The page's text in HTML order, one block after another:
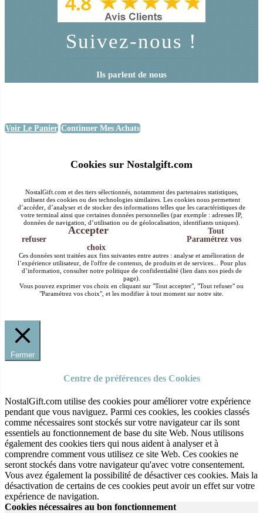
Suivez-nous !
Ils parlent de nous
Voir Le Panier Continuer Mes Achats
Cookies sur Nostalgift.com
NostalGift.com et des tiers sélectionnés, notamment des partenaires statistiques,
utilisent des cookies ou des technologies similaires. Les cookies nous permettent
d’accéder, d’analyser et de stocker des informations telles que les caractéristiques de
votre terminal ainsi que certaines données personnelles (par exemple : adresses IP,
données de navigation, d’utilisation ou de géolocalisation, identifiants uniques).
Accepter
Tout
refuser
Paramétrez vos
choix
Ces données sont traitées aux fins suivantes entre autres : analyse et amélioration de
l’expérience utilisateur, de l'offre de contenus, de produits et de services... Pour plus
d’information, consulter notre politique de confidentialité (lien dans nos pieds de
page).
Vous pouvez exprimer vos choix en cliquant sur "Tout accepter", "Tout refuser" ou
"Paramétrez vos choix", et les modifier à tout moment sur notre site.
Fermer
Centre de préférences des Cookies
NostalGift.com utilise des cookies pour améliorer votre expérience
pendant que vous naviguez. Parmi ces cookies, les cookies classés
comme nécessaires sont stockés sur votre navigateur car ils sont
essentiels au fonctionnement de base du site Web. Nous utilisons
également des cookies tiers qui nous aident à analyser et à
comprendre comment vous utilisez ce site Web. Ces cookies ne
seront stockés dans votre navigateur qu'avec votre consentement.
Vous avez également la possibilité de désactiver ces cookies. Mais la
désactivation de certains de ces cookies peut avoir un effet sur votre
expérience de navigation.
Cookies nécessaires au bon fonctionnement